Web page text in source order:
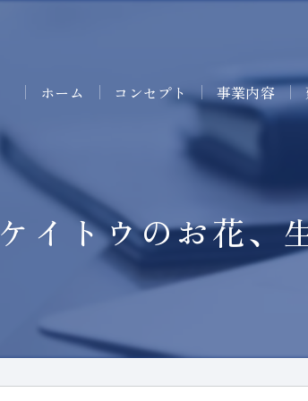
ホーム コンセプト 事業内容
ケイトウのお花、